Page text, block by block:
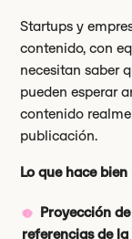
Startups y
contenido, con
necesitan saber
pueden esperar
contenido
publicación.
Lo que hace bien
Proyección
referencias de